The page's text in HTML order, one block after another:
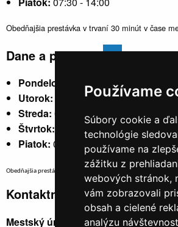
Používame
Súbory cookie a
technológie
používame na
zážitku z
webových stránok,
vám zobrazovali
obsah a cielené
analýzu
Obedňajšia prestávka v trvaní 30 minút v čase
Dane a poplatky
Pondelok:
07:30 - 15:30
Utorok:
nestránkový
Streda: 07:30 - 17:00
Štvrtok:
nestránkový
Piatok: 07:30 - 14:00
Obedňajšia prestávka v trvaní 30 minút v čase medzi 10:30 -
Kontaktné údaje
Mestský úrad, Cyrila a Metoda 329/6,